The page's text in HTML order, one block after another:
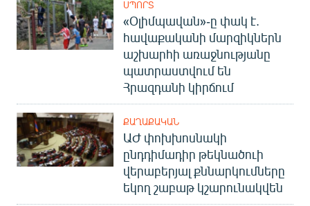
ՍՊՈՐՏ
«Օլիմպավան»-ը փակ է.
հավաքականի մարզիկներն
աշխարհի առաջնությանը
պատրաստվում են
Հրազդանի կիրճում
ՔԱՂԱՔԱԿԱՆ
ԱԺ փոխխոսնակի
ընդդիմադիր թեկնածուի
վերաբերյալ քննարկումները
եկող շաբաթ կշարունակվեն